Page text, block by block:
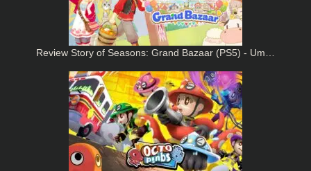
Review Story of Seasons: Grand Bazaar (PS5) - Um…